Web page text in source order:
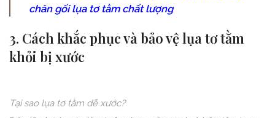
chăn gối lụa tơ tằm chất lượng
3. Cách khắc phục và bảo vệ lụa tơ tằm
khỏi bị xước
Tại sao lụa tơ tằm dễ xước?